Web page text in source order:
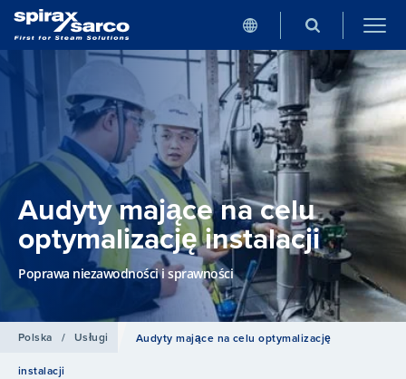
Audyty mające na celu
optymalizację instalacji
Poprawa niezawodności i sprawności
Polska / Usługi Audyty mające na celu optymalizację
instalacji